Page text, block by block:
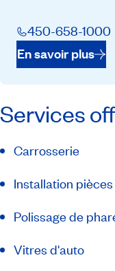
450-658-1000
En savoir plus
Services
Carrosserie
Installation
Polissage de
Vitres d'auto